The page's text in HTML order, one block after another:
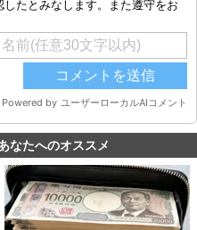
なたへのオススメ